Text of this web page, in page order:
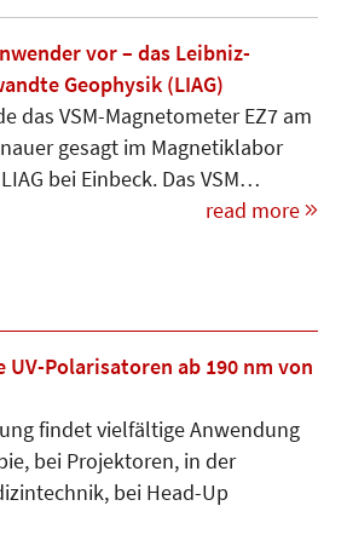
vor – das Leibniz-
Geophysik (LIAG)
das VSM-Magnetometer EZ7 am
gesagt im Magnetiklabor
bei Einbeck. Das VSM…
read more
Polarisatoren ab 190 nm von
findet vielfältige Anwendung
bei Projektoren, in der
bei Head-Up